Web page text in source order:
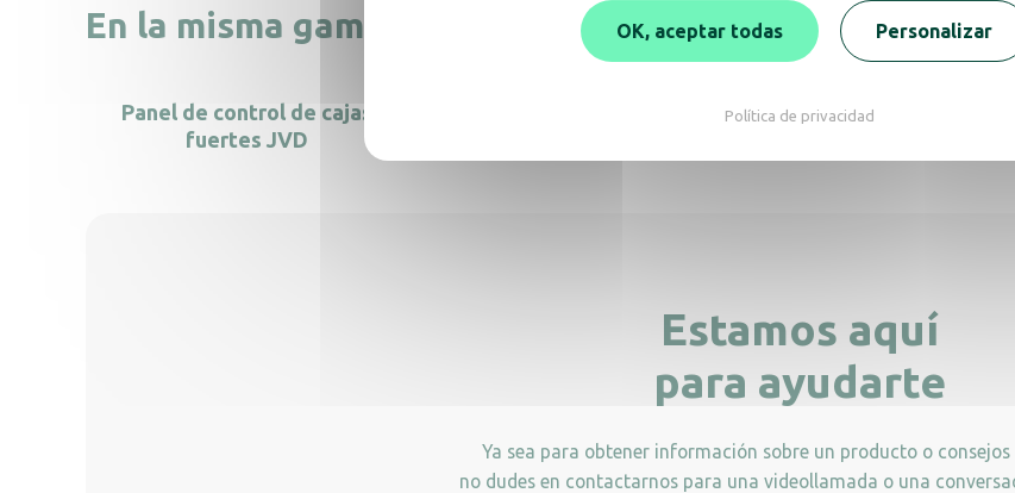
En la misma gama, descubra también
Panel de control de cajas
fuertes JVD
Caja fuerte hotel Guardian
Caja fuerte Iconic
Estamos aquí
para ayudarte
Ya sea para obtener información sobre un producto o consejos
no dudes en contactarnos para una videollamada o una
OK, aceptar todas Personalizar
Política de privacidad